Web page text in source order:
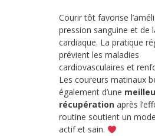
Courir tôt favorise
pression sanguine et de
cardiaque. La pratique
prévient les maladies
cardiovasculaires et
Les coureurs matinaux
également d’une
récupération après
routine soutient un
actif et sain.